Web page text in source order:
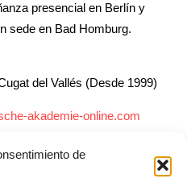
de
presencial en Berlín y
sede en Bad Homburg.
del Vallés (Desde 1999)
akademie-online.com